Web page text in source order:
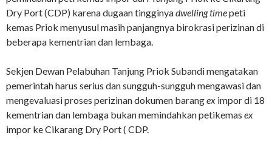
Dry Port (CDP) karena dugaan tingginyadwelling timepeti
kemas Priok menyusul masih panjangnya birokrasi perizinan di
beberapa kementrian dan lembaga.
Sekjen Dewan Pelabuhan Tanjung Priok Subandi mengatakan
pemerintah harus serius dan sungguh-sungguh mengawasi dan
mengevaluasi proses perizinan dokumen barangex impor di 18
kementrian dan lembaga bukan memindahkan petikemas ex
impor ke Cikarang Dry Port ( CDP.